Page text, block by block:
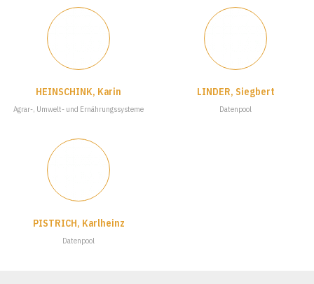
HEINSCHINK, Karin
Agrar-, Umwelt- und Ernährungssysteme
LINDER, Siegbert
Datenpool
PISTRICH, Karlheinz
Datenpool